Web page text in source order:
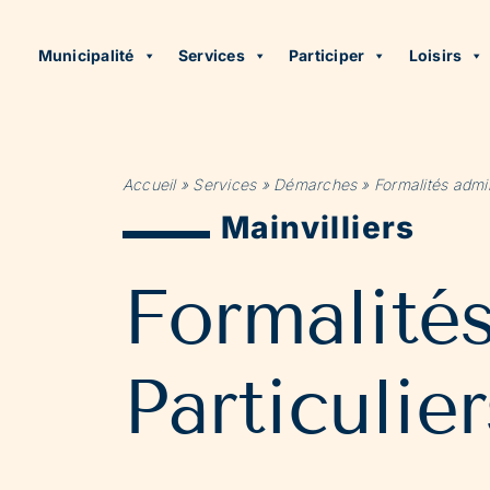
Municipalité Services Participer Loisirs
Accueil» Services» Démarches» Formalités
Mainvilliers